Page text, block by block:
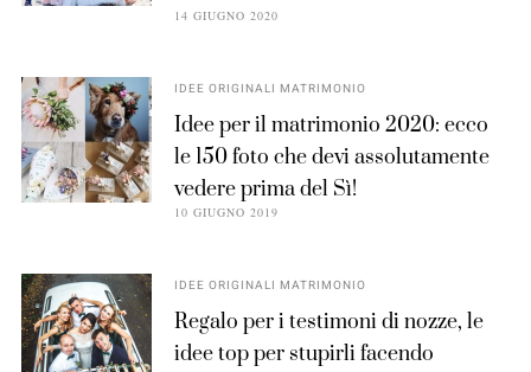
14 GIUGNO 2020
IDEE ORIGINALI MATRIMONIO
Idee per il matrimonio 2020: ecco
le 150 foto che devi assolutamente
vedere prima del Sì!
10 GIUGNO 2019
IDEE ORIGINALI MATRIMONIO
Regalo per i testimoni di nozze, le
idee top per stupirli facendo